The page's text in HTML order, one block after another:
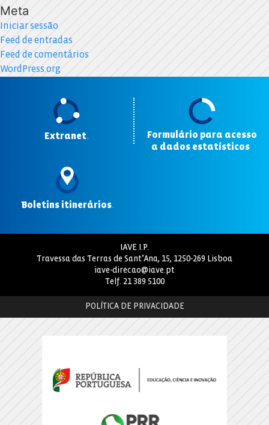
Meta
Iniciar sessão
Feed de entradas
Feed de comentários
WordPress.org
Extranet.
Formulário para acesso
a dados estatísticos
Boletins itinerários.
IAVE I.P.
Travessa das Terras de Sant’Ana, 15, 1250-269 Lisboa
iave-direcao@iave.pt
Telf. 21 389 5100
POLÍTICA DE PRIVACIDADE